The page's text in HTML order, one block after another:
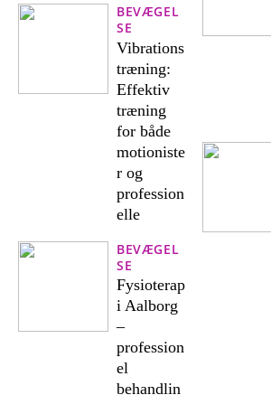
BEVÆGEL
SE
Vibrations
træning:
Effektiv
træning
for både
motioniste
r og
profession
elle
BEVÆGEL
SE
Fysioterap
i Aalborg
–
profession
el
behandlin